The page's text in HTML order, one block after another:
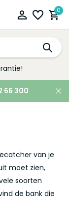
0
66 300
van je
moet zien,
soorten
de bank die